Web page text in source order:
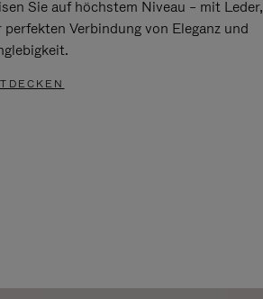
Sie auf höchstem Niveau – mit Leder,
perfekten Verbindung von Eleganz und